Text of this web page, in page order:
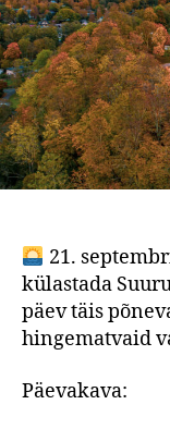
21.
külastada
päev täis
hingematvaid
Päevakava: